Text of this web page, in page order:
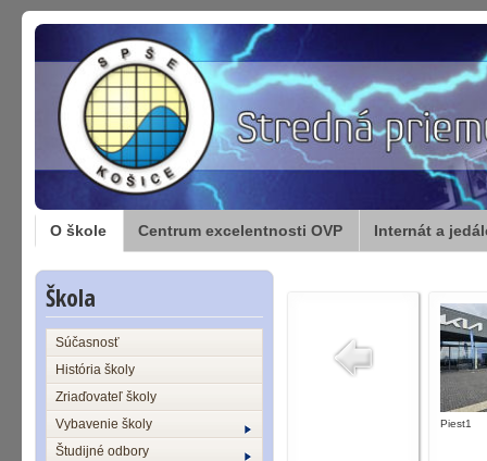
O škole Centrum excelentnosti OVP Internát a
Škola
Súčasnosť
História školy
Zriaďovateľ školy
Vybavenie školy
Študijné odbory
Piest1